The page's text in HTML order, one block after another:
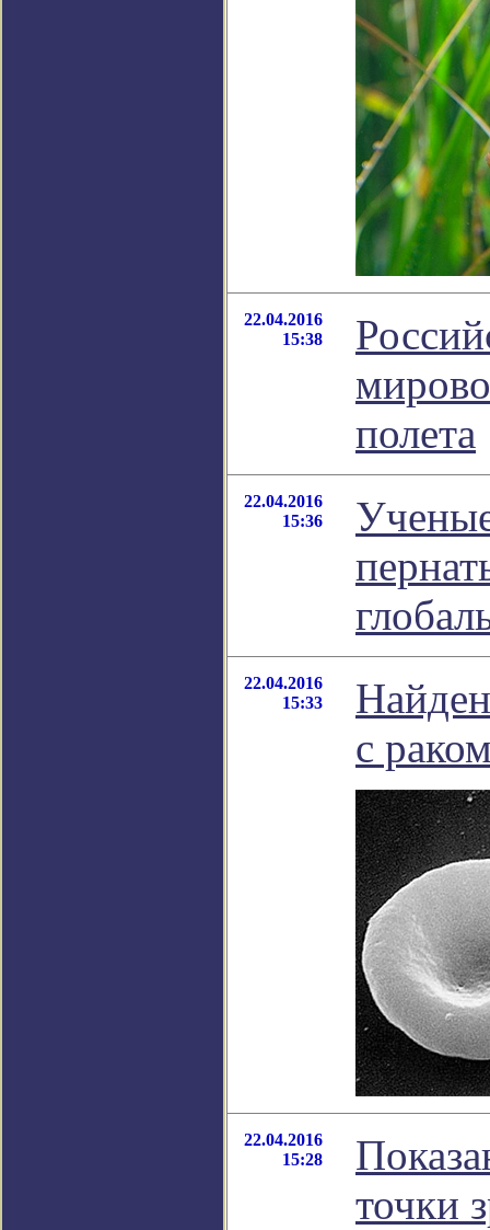
22.04.2016
15:38
полета
22.04.2016
15:36
22.04.2016
15:33
с
22.04.2016
15:28
точки